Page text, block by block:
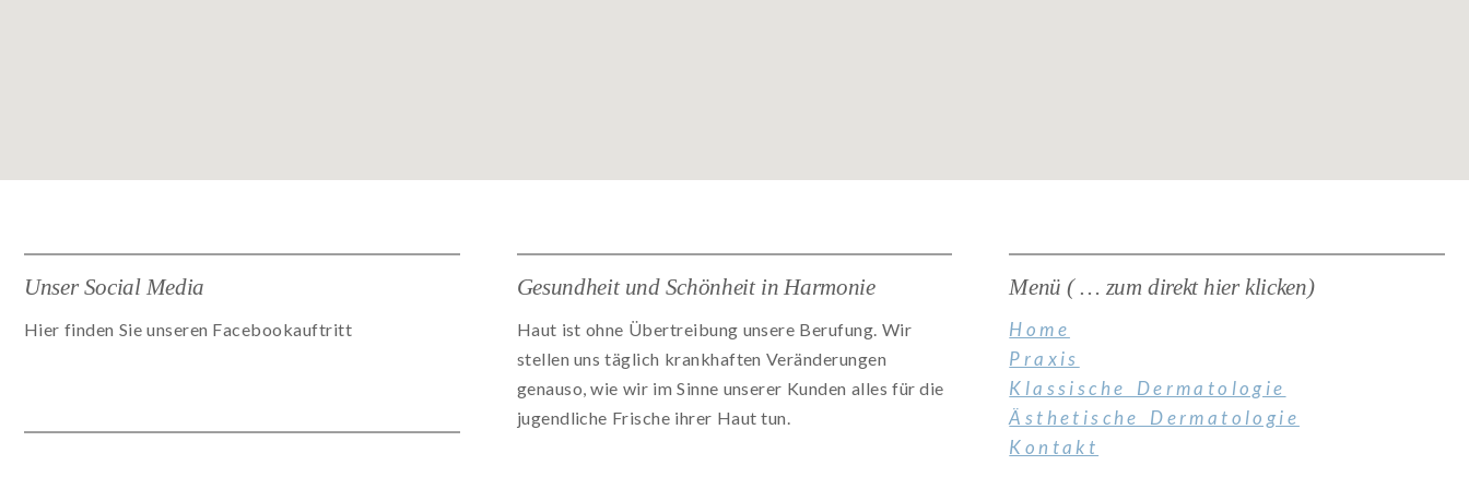
Unser Social Media
Hier finden Sie unseren Facebookauftritt
Gesundheit und Schönheit in Harmonie
Haut ist ohne Übertreibung unsere Berufung. Wir
stellen uns täglich krankhaften Veränderungen
genauso, wie wir im Sinne unserer Kunden alles für die
jugendliche Frische ihrer Haut tun.
Menü ( … zum direkt hier klicken)
Home
Praxis
Klassische Dermatologie
Ästhetische Dermatologie
Kontakt